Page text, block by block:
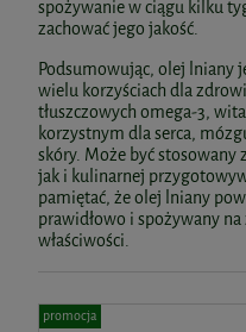
spożywanie w ciągu kilku
zachować jego jakość.
Podsumowując, olej lniany
wielu korzyściach dla
tłuszczowych omega-3,
korzystnym dla serca,
skóry. Może być
jak i kulinarnej
pamiętać, że olej lniany
prawidłowo i spożywany
właściwości.
promocja